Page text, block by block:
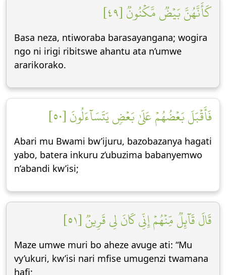
كَأَنَّهُنَّ بَيۡضٞ مَّكۡنُونٞ [٤٩]
Basa neza, ntiworaba barasayangana; wogira
ngo ni irigi ribitswe ahantu ata n’umwe
ararikorako.
فَأَقۡبَلَ بَعۡضُهُمۡ عَلَىٰ بَعۡضٖ يَتَسَآءَلُونَ [٥٠]
Abari mu Bwami bw’ijuru, bazobazanya hagati
yabo, batera inkuru z’ubuzima babanyemwo
n’abandi kw’isi;
قَالَ قَآئِلٞ مِّنۡهُمۡ إِنِّي كَانَ لِي قَرِينٞ [٥١]
Maze umwe muri bo aheze avuge ati: “Mu
vy’ukuri, kw’isi nari mfise umugenzi twamana
hafi;